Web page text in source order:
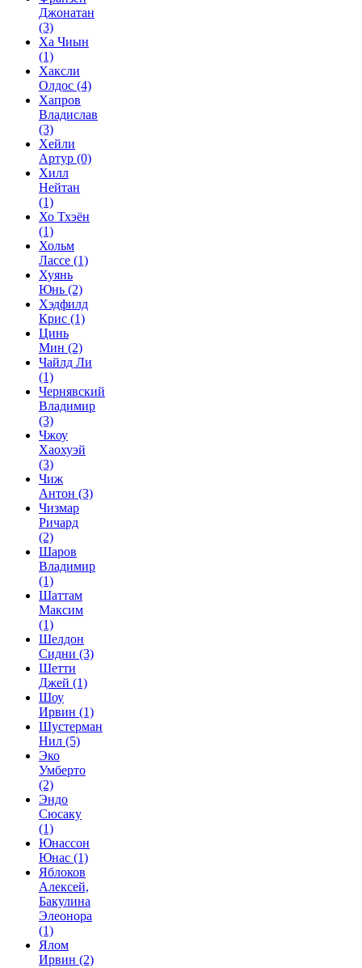
Джонатан
(3)
Ха Чиын
(1)
Хаксли
Олдос (4)
Хапров
Владислав
(3)
Хейли
Артур (0)
Хилл
Нейтан
(1)
Хо Тхэён
(1)
Хольм
Лассе (1)
Хуянь
Юнь (2)
Хэдфилд
Крис (1)
Цинь
Мин (2)
Чайлд Ли
(1)
Чернявский
Владимир
(3)
Чжоу
Хаохуэй
(3)
Чиж
Антон (3)
Чизмар
Ричард
(2)
Шаров
Владимир
(1)
Шаттам
Максим
(1)
Шелдон
Сидни (3)
Шетти
Джей (1)
Шоу
Ирвин (1)
Шустерман
Нил (5)
Эко
Умберто
(2)
Эндо
Сюсаку
(1)
Юнассон
Юнас (1)
Яблоков
Алексей,
Бакулина
Элеонора
(1)
Ялом
Ирвин (2)